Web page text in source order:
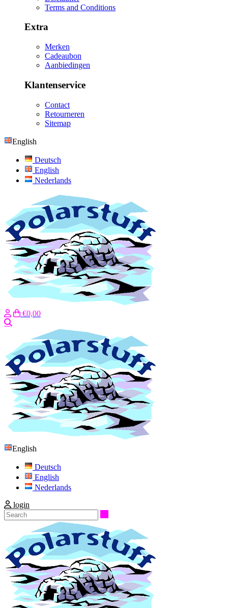
Terms and Conditions
Extra
Merken
Cadeaubon
Aanbiedingen
Klantenservice
Contact
Retourneren
Sitemap
English
Deutsch
English
Nederlands
€0,00
English
Deutsch
English
Nederlands
login